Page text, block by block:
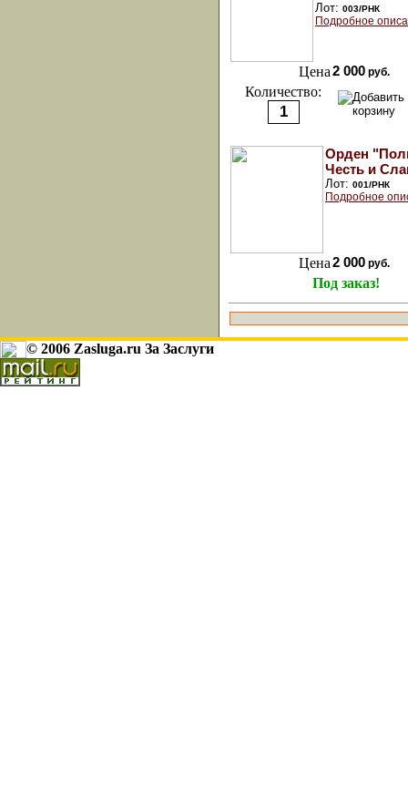
Лот: 003/РНК
Подробное
Цена2 000 руб.
Количество:
Орден
Честь и
Лот: 001/РНК
Подробное
Цена2 000 руб.
Под заказ!
© 2006 Zasluga.ru За Заслуги